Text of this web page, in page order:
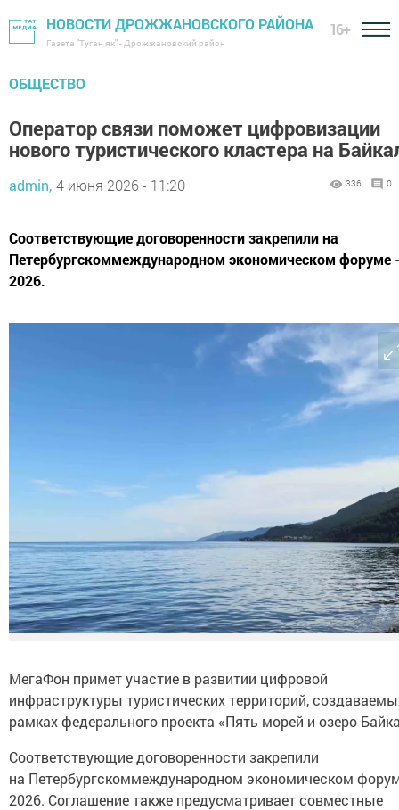
НОВОСТИ ДРОЖЖАНОВСКОГО РАЙОНА
Газета "Туган як" - Дрожжановский район
16+
ОБЩЕСТВО
Оператор связи поможет цифровизации
нового туристического кластера на
admin, 4 июня 2026 - 11:20 336 0
Соответствующие договоренности закрепили на
Петербургскоммеждународном экономическом форуме
2026.
МегаФон примет участие в развитии цифровой
инфраструктуры туристических территорий,
рамках федерального проекта «Пять морей и озеро
Соответствующие договоренности закрепили
на Петербургскоммеждународном экономическом
2026. Соглашение также предусматривает совместные